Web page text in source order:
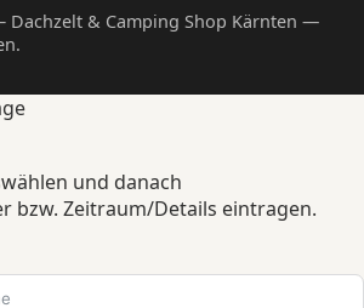
Dachzelt & Camping Shop Kärnten —
und danach
bzw. Zeitraum/Details eintragen.